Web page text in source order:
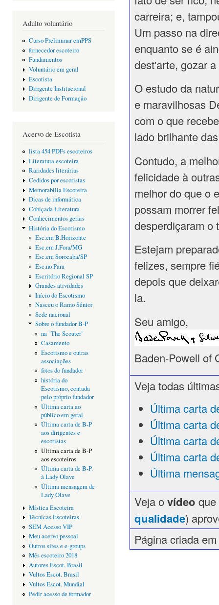
Adulto voluntário
Curso Preliminar emPPS
fornecedor escoteiro
Fundamentos
Voluntário em geral
Escotista
Dirigente Institucional
Dirigente de Formação
Acervo de Escotista
lista 454 PDFs escoteiros
Literatura escoteira
Raridades literárias
Cedidos por escotistas
Memorabilia Escoteira
Dicas de informática
Cobiçada Literatura
Conhecimentos gerais
História do Escotismo
Esc.em B.Horizonte
Esc.em J.Fora/MG
Esc.em Sorocaba/SP
Esc.no Para
Escritório Regional SP
Grandes atividades
Início do Escotismo
Nasceu o Ramo Sênior
Sede nacional
Sobre o fundador B-P
na "The Scouter"
Casamento
Escotismo e outras
associações
fotos do fundador
história do
Escotismo, contada
pelo próprio fundador
Última carta ao
público em geral
Última carta de B-P
aos dirigentes e
escotistas
Última carta de B-P
aos escoteiros
Última carta de B-P.
à Lady Olave
Última mensagem de
Lady Olave
Mística Escoteira
Técnicas Escoteiras
SEM Acesso VIP
Meu acervo pessoal
Outros sites e e-groups
Mês escoteiro 2018
Autores Escot. Brasil
Vultos Escot. Brasil
Vultos Escot. Mundial
Pedir acesso de formador
carreira; e,
Um passo na
enquanto se é
dest'arte, gozar
O estudo da
e maravilhosas
com o que
lado brilhante
Contudo, a
felicidade à
melhor do que o
possam morrer
desperdiçaram o
Estejam
felizes, sempre
depois que
la.
Seu amigo,
Baden-Powell of
Veja todas
Última carta
Última carta
Última carta
Última carta
Última
Veja ovídeo
qualidade)
Página criada